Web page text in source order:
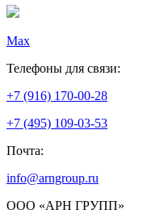
Max
Телефоны для связи:
+7 (916) 170-00-28
+7 (495) 109-03-53
Почта:
info@arngroup.ru
ООО «АРН ГРУПП»